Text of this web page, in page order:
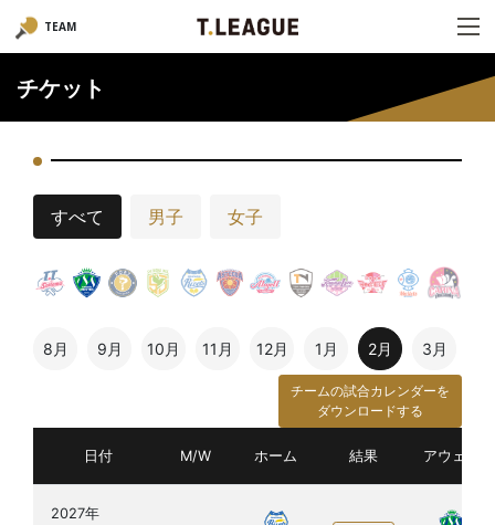
TEAM
チケット
すべて 男子 女子
8月 9月 10月 11月 12月 1月 2月 3月
チームの試合カレンダーを
ダウンロードする
日付 M/W ホーム 結果 アウェイ
2027年